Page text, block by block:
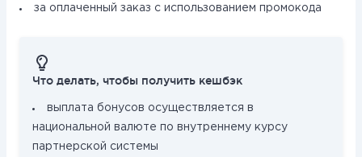
за оплаченный заказ с использованием промокода
Что делать, чтобы получить кешбэк
выплата бонусов осуществляется в
национальной валюте по внутреннему курсу
партнерской системы